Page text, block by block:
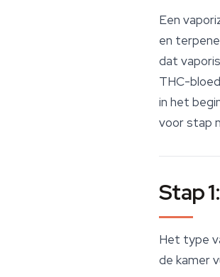
Een
en
dat
THC-
in het
voor stap
Stap
Het type
de kamer